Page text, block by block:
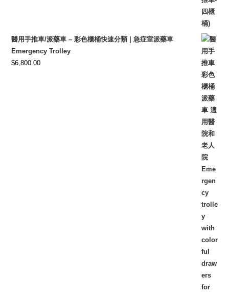
醫用手推車/派藥車 – 彩色櫃桶快速分類 | 急症室派藥車
Emergency Trolley
$6,800.00